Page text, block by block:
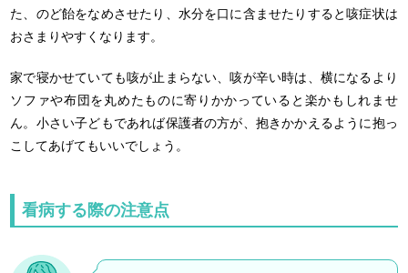
た、のど飴をなめさせたり、水分を口に含ませたりすると咳症状は
おさまりやすくなります。
家で寝かせていても咳が止まらない、咳が辛い時は、横になるより
ソファや布団を丸めたものに寄りかかっていると楽かもしれませ
ん。小さい子どもであれば保護者の方が、抱きかかえるように抱っ
こしてあげてもいいでしょう。
看病する際の注意点